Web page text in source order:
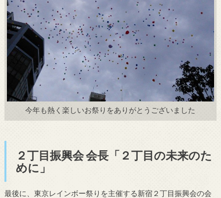
今年も熱く楽しいお祭りをありがとうございました
２丁目振興会 会長「２丁目の未来のた
めに」
最後に、東京レインボー祭りを主催する新宿２丁目振興会の会